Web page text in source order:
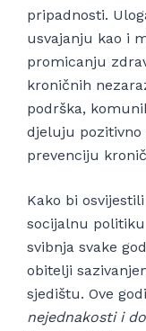
pripadnosti.
usvajanju kao i
promicanju
kroničnih
podrška,
djeluju pozitivno
prevenciju
Kako bi
socijalnu politiku
svibnja svake
obitelji
sjedištu. Ove
nejednakosti i